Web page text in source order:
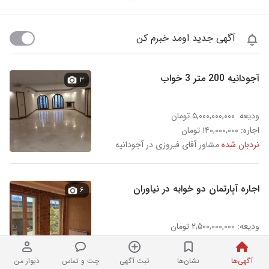
آگهی‌ها نشان‌ها ثبت آگهی چت و تماس دیوار من
آگهی جدید اومد خبرم کن
آجودانیه 200 متر 3 خواب
ودیعه: ۵,۰۰۰,۰۰۰,۰۰۰ تومان
اجاره: ۱۴۰,۰۰۰,۰۰۰ تومان
نردبان شدهمشاور آقای فيروزى در آجودانیه
۳
اجاره آپارتمان دو خوابه در نیاوران
ودیعه: ۲,۵۰۰,۰۰۰,۰۰۰ تومان
اجاره: ۱۲۰,۰۰۰,۰۰۰ تومان
املاک بزرگ نوین مسکن در آجودانیه
۶